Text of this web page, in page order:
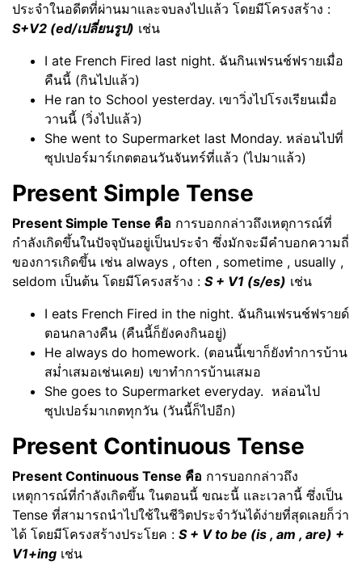
ประจำในอดีตที่ผ่านมาและจบลงไปแล้ว โดยมีโครงสร้าง :
S+V2 (ed/เปลี่ยนรูป) เช่น
I ate French Fired last night. ฉันกินเฟรนช์ฟรายเมื่อ
คืนนี้ (กินไปแล้ว)
He ran to School yesterday. เขาวิ่งไปโรงเรียนเมื่อ
วานนี้ (วิ่งไปแล้ว)
She went to Supermarket last Monday. หล่อนไปที่
ซุปเปอร์มาร์เกตตอนวันจันทร์ที่แล้ว (ไปมาแล้ว)
Present Simple Tense
Present Simple Tense คือ การบอกกล่าวถึงเหตุการณ์ที่
กำลังเกิดขึ้นในปัจจุบันอยู่เป็นประจำ ซึ่งมักจะมีคำบอกความถี่
ของการเกิดขึ้น เช่น always , often , sometime , usually ,
seldom เป็นต้น โดยมีโครงสร้าง : S + V1 (s/es) เช่น
I eats French Fired in the night. ฉันกินเฟรนช์ฟรายด์
ตอนกลางคืน (คืนนี้ก็ยังคงกินอยู่)
He always do homework. (ตอนนี้เขาก็ยังทำการบ้าน
สม่ำเสมอเช่นเคย) เขาทำการบ้านเสมอ
She goes to Supermarket everyday. หล่อนไป
ซุปเปอร์มาเกตทุกวัน (วันนี้ก็ไปอีก)
Present Continuous Tense
Present Continuous Tense คือ การบอกกล่าวถึง
เหตุการณ์ที่กำลังเกิดขึ้น ในตอนนี้ ขณะนี้ และเวลานี้ ซึ่งเป็น
Tense ที่สามารถนำไปใช้ในชีวิตประจำวันได้ง่ายที่สุดเลยก็ว่า
ได้ โดยมีโครงสร้างประโยค : S + V to be (is , am , are) +
V1+ing เช่น